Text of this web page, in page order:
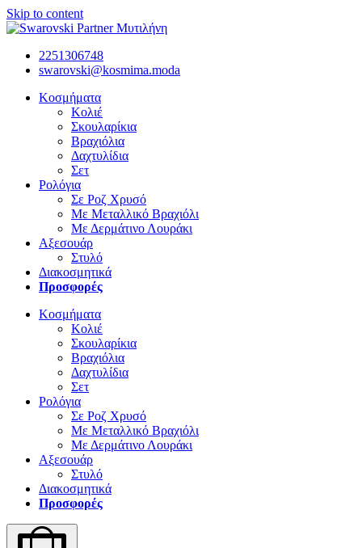
Skip to content
2251306748
swarovski@kosmima.moda
Κοσμήματα
Κολιέ
Σκουλαρίκια
Βραχιόλια
Δαχτυλίδια
Σετ
Ρολόγια
Σε Ροζ Χρυσό
Με Μεταλλικό Βραχιόλι
Με Δερμάτινο Λουράκι
Αξεσουάρ
Στυλό
Διακοσμητικά
Προσφορές
Κοσμήματα
Κολιέ
Σκουλαρίκια
Βραχιόλια
Δαχτυλίδια
Σετ
Ρολόγια
Σε Ροζ Χρυσό
Με Μεταλλικό Βραχιόλι
Με Δερμάτινο Λουράκι
Αξεσουάρ
Στυλό
Διακοσμητικά
Προσφορές